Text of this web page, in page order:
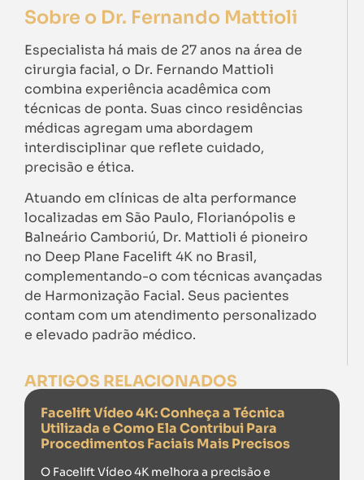
Sobre o Dr. Fernando Mattioli
Especialista há mais de 27 anos na área de
cirurgia facial, o Dr. Fernando Mattioli
combina experiência acadêmica com
técnicas de ponta. Suas cinco residências
médicas agregam uma abordagem
interdisciplinar que reflete cuidado,
precisão e ética.
Atuando em clínicas de alta performance
localizadas em São Paulo, Florianópolis e
Balneário Camboriú, Dr. Mattioli é pioneiro
no Deep Plane Facelift 4K no Brasil,
complementando-o com técnicas avançadas
de Harmonização Facial. Seus pacientes
contam com um atendimento personalizado
e elevado padrão médico.
ARTIGOS RELACIONADOS
Facelift Vídeo 4K: Conheça a Técnica
Utilizada e Como Ela Contribui Para
Procedimentos Faciais Mais Precisos
O Facelift Vídeo 4K melhora a precisão e